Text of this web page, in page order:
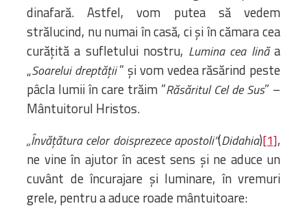
dinafară. Astfel, vom putea să vedem
strălucind, nu numai în casă, ci și în cămara cea
curățită a sufletului nostru, Lumina cea linăa
„Soarelui dreptății” și vom vedea răsărind peste
pâcla lumii în care trăim ”Răsăritul Cel de Sus” –
Mântuitorul Hristos.
„Învățătura celor doisprezece apostoli”(Didahia)[1],
ne vine în ajutor în acest sens și ne aduce un
cuvânt de încurajare și luminare, în vremuri
grele, pentru a aduce roade mântuitoare: